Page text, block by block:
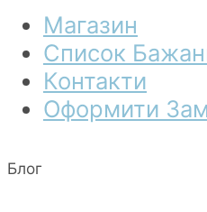
Магазин
Список
Контакти
Оформити
Блог